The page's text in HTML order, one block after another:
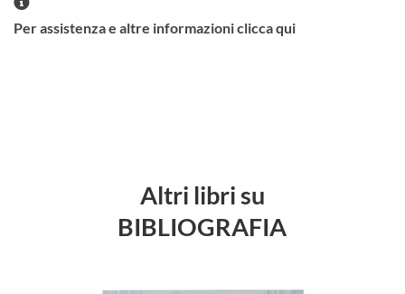
Per assistenza e altre informazioni clicca qui
Altri libri su
BIBLIOGRAFIA